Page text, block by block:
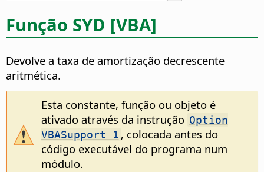
Função SYD [VBA]
Devolve a taxa de amortização decrescente
aritmética.
Esta constante, função ou objeto é
ativado através da instrução Option
VBASupport 1 , colocada antes do
código executável do programa num
módulo.